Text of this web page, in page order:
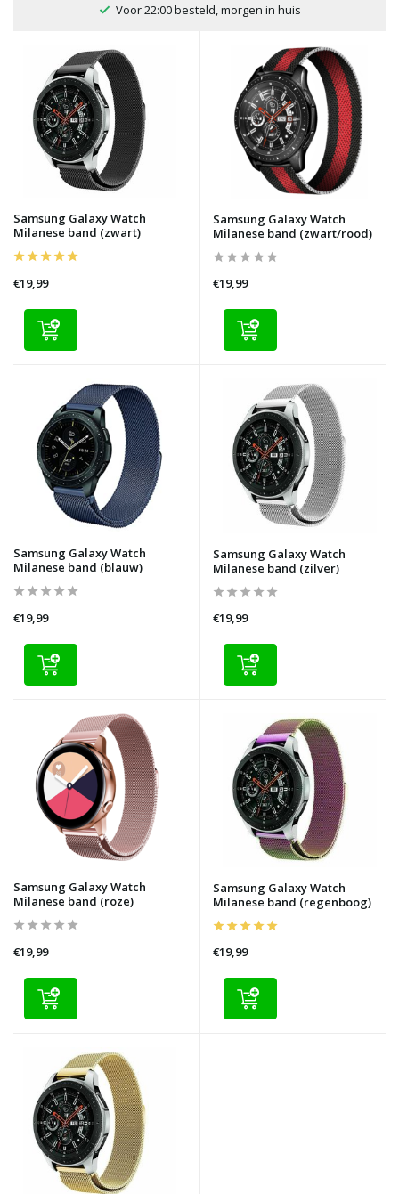
Voor 22:00 besteld, morgen in huis
Samsung Galaxy Watch
Milanese band (zwart)
€19,99
Samsung Galaxy Watch
Milanese band (zwart/rood)
€19,99
Samsung Galaxy Watch
Milanese band (blauw)
€19,99
Samsung Galaxy Watch
Milanese band (zilver)
€19,99
Samsung Galaxy Watch
Milanese band (roze)
€19,99
Samsung Galaxy Watch
Milanese band (regenboog)
€19,99